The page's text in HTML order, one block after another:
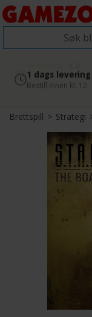
4.8
2 300+
Google
1 dags levering
Bestill innen kl. 12
Brettspill>Strategi